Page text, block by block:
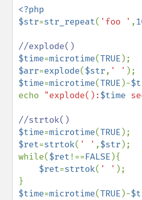
<?php
$str=str_repeat( 'foo ' ,
$time=microtime(TRUE
$arr=explode($str, ' '
$time=microtime(TRUE )-
echo "explode():$time
$time=microtime(TRUE
$ret=strtok( ' ' ,$str );
while($ret !==FALSE ){
$ret=strtok( ' ' );
$time=microtime(TRUE )-